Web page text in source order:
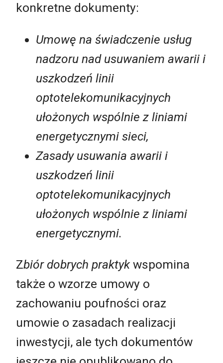
konkretne dokumenty:
Umowę na świadczenie usług
nadzoru nad usuwaniem awarii i
uszkodzeń linii
optotelekomunikacyjnych
ułożonych wspólnie z liniami
energetycznymi sieci,
Zasady usuwania awarii i
uszkodzeń linii
optotelekomunikacyjnych
ułożonych wspólnie z liniami
energetycznymi.
Zbiór dobrych praktykwspomina
także o wzorze umowy o
zachowaniu poufności oraz
umowie o zasadach realizacji
inwestycji, ale tych dokumentów